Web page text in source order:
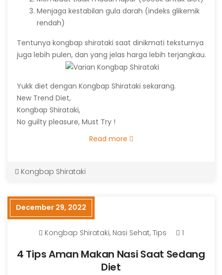
Menjaga kestabilan gula darah (indeks glikemik
rendah)
Tentunya kongbap shirataki saat dinikmati teksturnya
juga lebih pulen, dan yang jelas harga lebih terjangkau.
Yukk diet dengan Kongbap Shirataki sekarang.
New Trend Diet,
Kongbap Shirataki,
No guilty pleasure, Must Try !
Read more
Kongbap Shirataki
December 29, 2022
Kongbap Shirataki, Nasi Sehat, Tips 1
4 Tips Aman Makan Nasi Saat Sedang
Diet